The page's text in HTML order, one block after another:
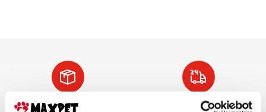
Doprava ZADARMO
Tovar NA SKLADE